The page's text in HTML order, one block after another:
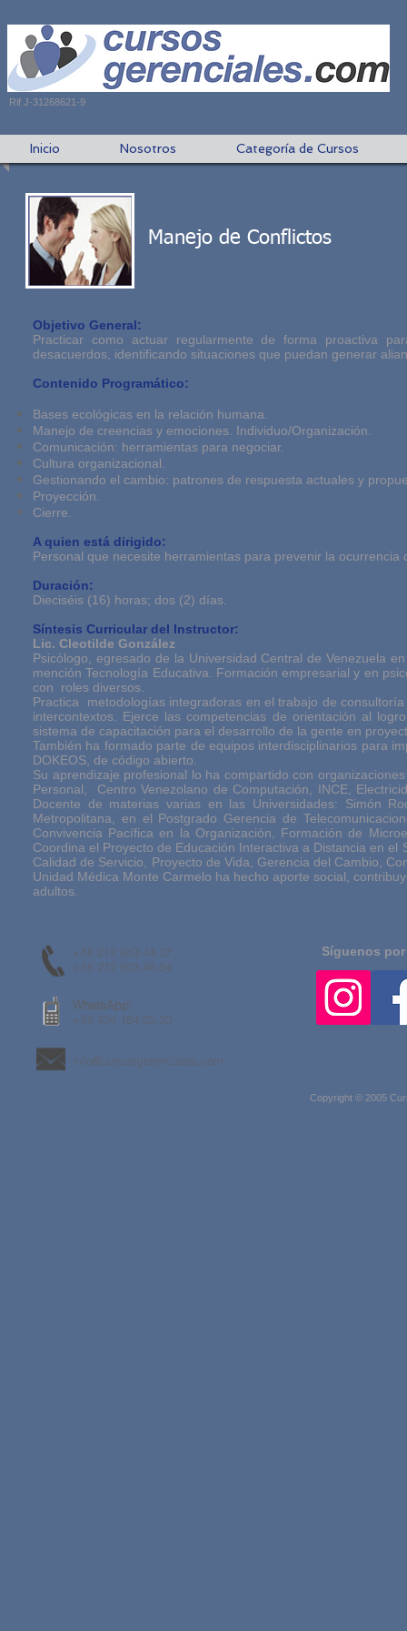
Rif J-31268621-9
Inicio Nosotros Categoría de Cursos
Manejo de Conflictos
Objetivo General:
Practicar como actuar regularmente de forma proactiva
desacuerdos, identificando situaciones que puedan generar
Contenido Programático:
Bases ecológicas en la relación humana.
Manejo de creencias y emociones. Individuo/Organización.
Comunicación: herramientas para negociar.
Cultura organizacional.
Gestionando el cambio: patrones de respuesta actuales y
Proyección.
Cierre.
A quien está dirigido:
Personal que necesite herramientas para prevenir la
Duración:
Dieciséis (16) horas; dos (2) días.
Síntesis Curricular del Instructor:
Lic. Cleotilde González
Psicólogo, egresado de la Universidad Central de Venezuela
mención Tecnología Educativa. Formación empresarial y en
con roles diversos.
Practica metodologías integradoras en el trabajo de
intercontextos. Ejerce las competencias de orientación al
sistema de capacitación para el desarrollo de la gente en
También ha formado parte de equipos interdisciplinarios para
DOKEOS, de código abierto.
Su aprendizaje profesional lo ha compartido con
Personal, Centro Venezolano de Computación, INCE,
Docente de materias varias en las Universidades: Simón
Metropolitana, en el Postgrado Gerencia de
Convivencia Pacífica en la Organización, Formación de
Coordina el Proyecto de Educación Interactiva a Distancia en
Calidad de Servicio, Proyecto de Vida, Gerencia del Cambio,
Unidad Médica Monte Carmelo ha hecho aporte social,
adultos.
+58 212 943.44.37
+58 212 943.46.94
WhatsApp:
+58 424 184.05.30
info@cursosgerenciales.com
Síguenos
Copyright © 2005